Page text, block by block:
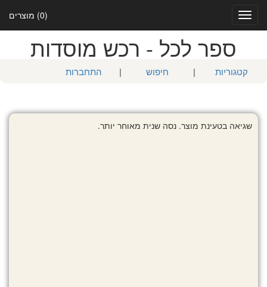
(0) מוצרים
Toggle
navigation
ספר לכל - רכש מוסדות
קטגוריות | חיפוש | התחברות
שגיאה בטעינת מוצר. נסה שנית מאוחר יותר.